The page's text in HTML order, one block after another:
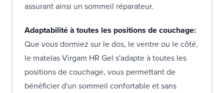
assurant ainsi un sommeil réparateur.
Adaptabilité à toutes les positions de couchage:
Que vous dormiez sur le dos, le ventre ou le côté,
le matelas Virgam HR Gel s'adapte à toutes les
positions de couchage, vous permettant de
bénéficier d'un sommeil confortable et sans